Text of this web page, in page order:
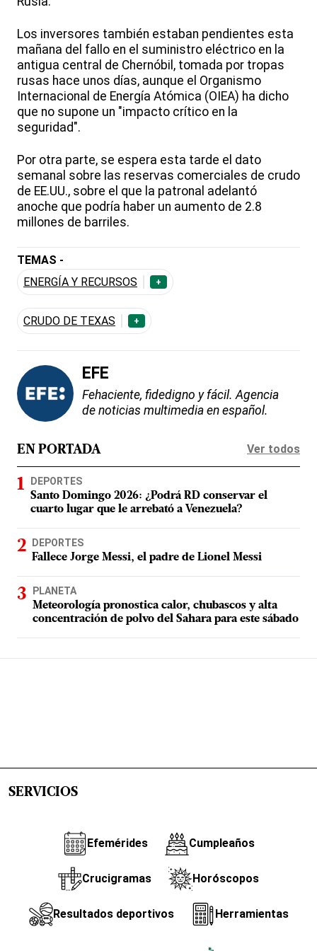
Los inversores también estaban pendientes esta
mañana del fallo en el suministro eléctrico en la
antigua central de Chernóbil, tomada por tropas
rusas hace unos días, aunque el Organismo
Internacional de Energía Atómica (OIEA) ha dicho
que no supone un "impacto crítico en la
seguridad".
Por otra parte, se espera esta tarde el dato
semanal sobre las reservas comerciales de crudo
de EE.UU., sobre el que la patronal adelantó
anoche que podría haber un aumento de 2.8
millones de barriles.
TEMAS -
ENERGÍA Y RECURSOS
+
CRUDO DE TEXAS +
EFE
Fehaciente, fidedigno y fácil. Agencia
de noticias multimedia en español.
EN PORTADA Ver todos
DEPORTES
Santo Domingo 2026: ¿Podrá RD conservar el
cuarto lugar que le arrebató a Venezuela?
DEPORTES
Fallece Jorge Messi, el padre de Lionel Messi
PLANETA
Meteorología pronostica calor, chubascos y alta
concentración de polvo del Sahara para este sábado
SERVICIOS
Efemérides Cumpleaños
Crucigramas Horóscopos
Resultados deportivos Herramientas